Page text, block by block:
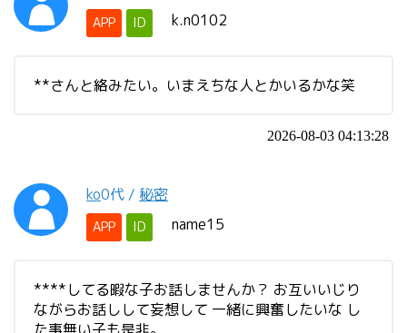
APP ID k.n0102
**さんと絡みたい。いまえちな人とかいるかな笑
2026-08-03 04:13:28
ko0代 / 秘密
APP ID name15
****してる暇な子お話しませんか？ お互いいじり
ながらお話しして妄想して 一緒に興奮したいな し